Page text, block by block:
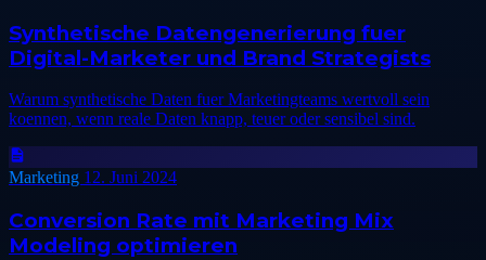
Synthetische Datengenerierung fuer
Digital-Marketer und Brand Strategists
Warum synthetische Daten fuer Marketingteams wertvoll sein
koennen, wenn reale Daten knapp, teuer oder sensibel sind.
Marketing 12. Juni 2024
Conversion Rate mit Marketing Mix
Modeling optimieren